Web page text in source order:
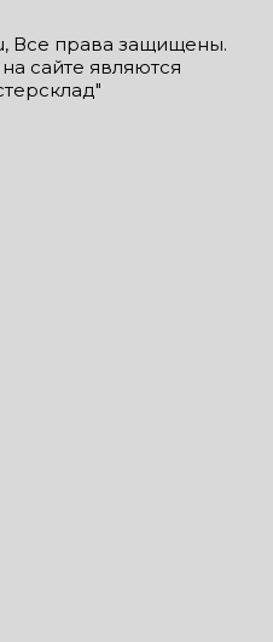
Все права защищены.
сайте являются